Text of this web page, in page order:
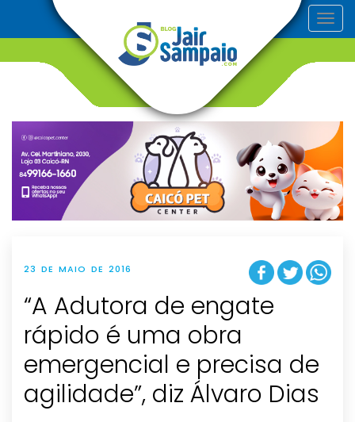
T
o
v
g
t
i
o
n
23 DE MAIO DE 2016
“A Adutora de engate
rápido é uma obra
emergencial e precisa de